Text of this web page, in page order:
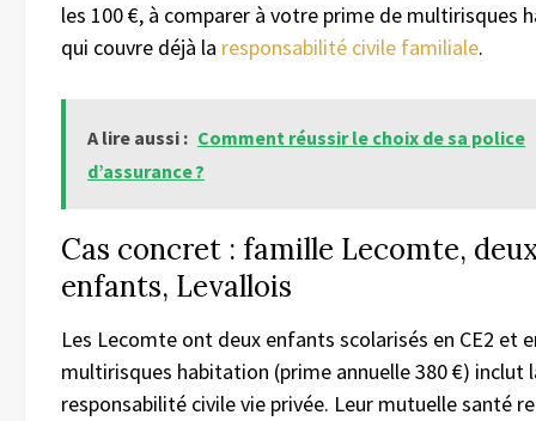
les 100 €, à comparer à votre prime de multirisques
qui couvre déjà la responsabilité civile familiale.
A lire aussi : Comment réussir le choix de sa police
d’assurance ?
Cas concret : famille Lecomte,
enfants, Levallois
Les Lecomte ont deux enfants scolarisés en CE2 et
multirisques habitation (prime annuelle 380 €) inclut
responsabilité civile vie privée. Leur mutuelle santé